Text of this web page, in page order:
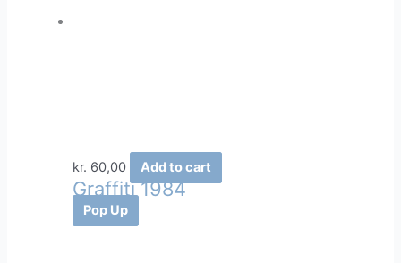
kr. 60,00 Add to cart
Graffiti 1984
Pop Up